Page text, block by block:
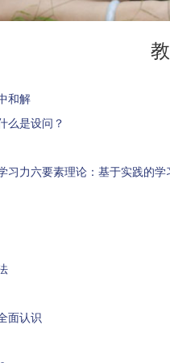
和解
是设问？
习力六要素理论：基于实践的
面认识